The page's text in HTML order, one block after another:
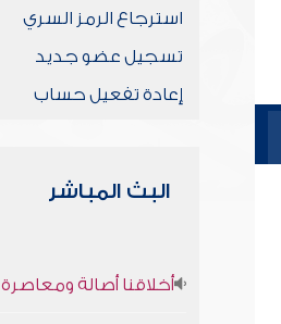
استرجاع الرمز السري
تسجيل عضو جديد
إعادة تفعيل حساب
البث المباشر
أخلاقنا أصالة ومعاصرة